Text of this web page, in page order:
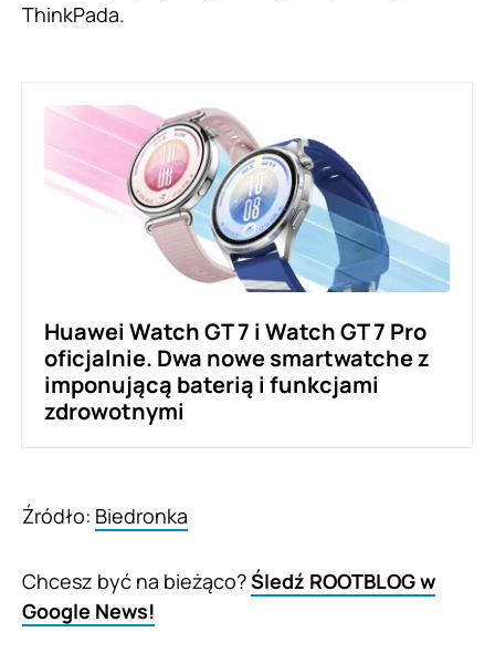
ThinkPada.
Huawei Watch GT 7 i Watch GT 7 Pro
oficjalnie. Dwa nowe smartwatche z
imponującą baterią i funkcjami
zdrowotnymi
Źródło: Biedronka
Chcesz być na bieżąco?Śledź ROOTBLOG w
Google News!